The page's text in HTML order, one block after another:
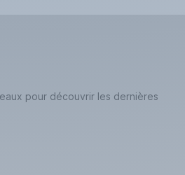
pour découvrir les dernières